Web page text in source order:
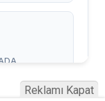
Reklamı Kapat